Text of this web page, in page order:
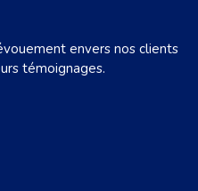
envers nos clients
témoignages.